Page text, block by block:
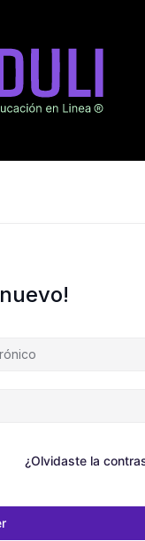
¿Olvidaste la